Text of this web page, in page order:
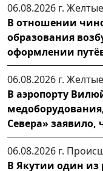
06.08.2026 г.
В отношении
образования
оформлении
06.08.2026 г.
В аэропорту
Севера» заявило,
06.08.2026 г.
В Якутии один из